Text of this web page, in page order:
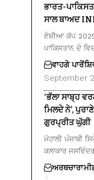
ਭਾਰਤ-
ਸਾਲ ਬਾਅਦ
ਏਸ਼ੀਆ ਕੱਪ 2025
ਪਾਕਿਸਤਾਨ ਦੇ
ਵਾਹਗੇ ਪਾਰੋਂ
September
‘ਭੱਲਾ ਸਾਬ੍ਹ
ਮਿਲਦੇ ਨੇ’,
ਗੁਰਪ੍ਰੀਤ ਘੁੱਗੀ
ਮੋਹਾਲੀ ਪੰਜਾਬੀ
ਕਲਾਕਾਰ
ਅਰਥਚਾਰਾ